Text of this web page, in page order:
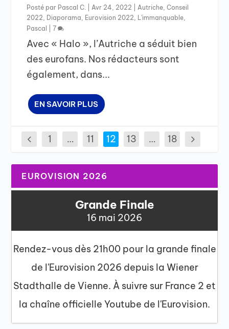
Posté par Pascal C. Avr 24, 2022 Autriche ,Conseil
2022 Diaporama Eurovision 2022 L'immanquable
Pascal |7
Avec « Halo », l’Autriche a séduit bien
des eurofans. Nos rédacteurs sont
également, dans...
EN SAVOIR PLUS
1 … 11 12 13 … 18
EUROVISION 2026
Grande Finale
16 mai 2026
Rendez-vous dès 21h00 pour la grande finale
de l'Eurovision 2026 depuis la Wiener
Stadthalle de Vienne. À suivre sur France 2 et
la chaîne officielle Youtube de l'Eurovision.